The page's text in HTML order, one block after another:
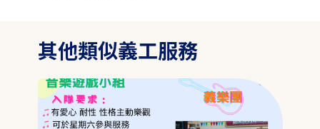
其他類似義工服務